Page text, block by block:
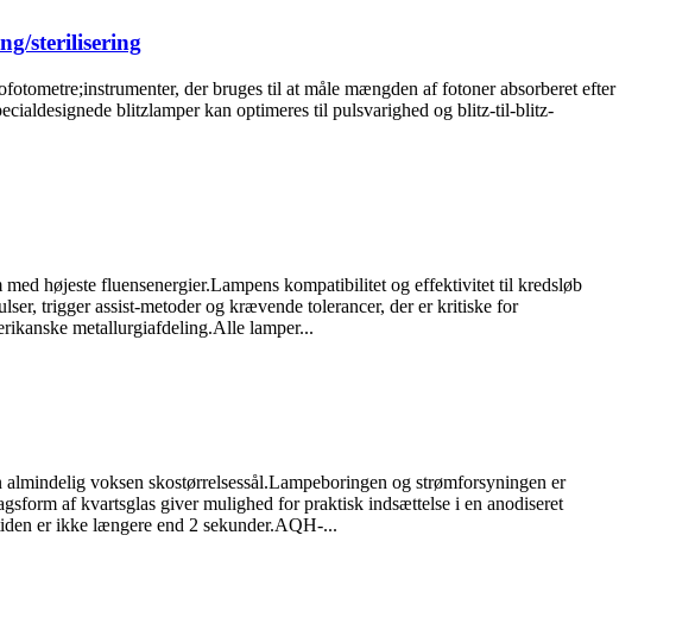
sterilisering
der bruges til at måle mængden af ​​fotoner absorberet efter
blitzlamper kan optimeres til pulsvarighed og blitz-til-blitz-
højeste fluensenergier.Lampens kompatibilitet og effektivitet til kredsløb
trigger assist-metoder og krævende tolerancer, der er kritiske for
metallurgiafdeling.Alle lamper...
voksen skostørrelsessål.Lampeboringen og strømforsyningen er
af kvartsglas giver mulighed for praktisk indsættelse i en anodiseret
er ikke længere end 2 sekunder.AQH-...